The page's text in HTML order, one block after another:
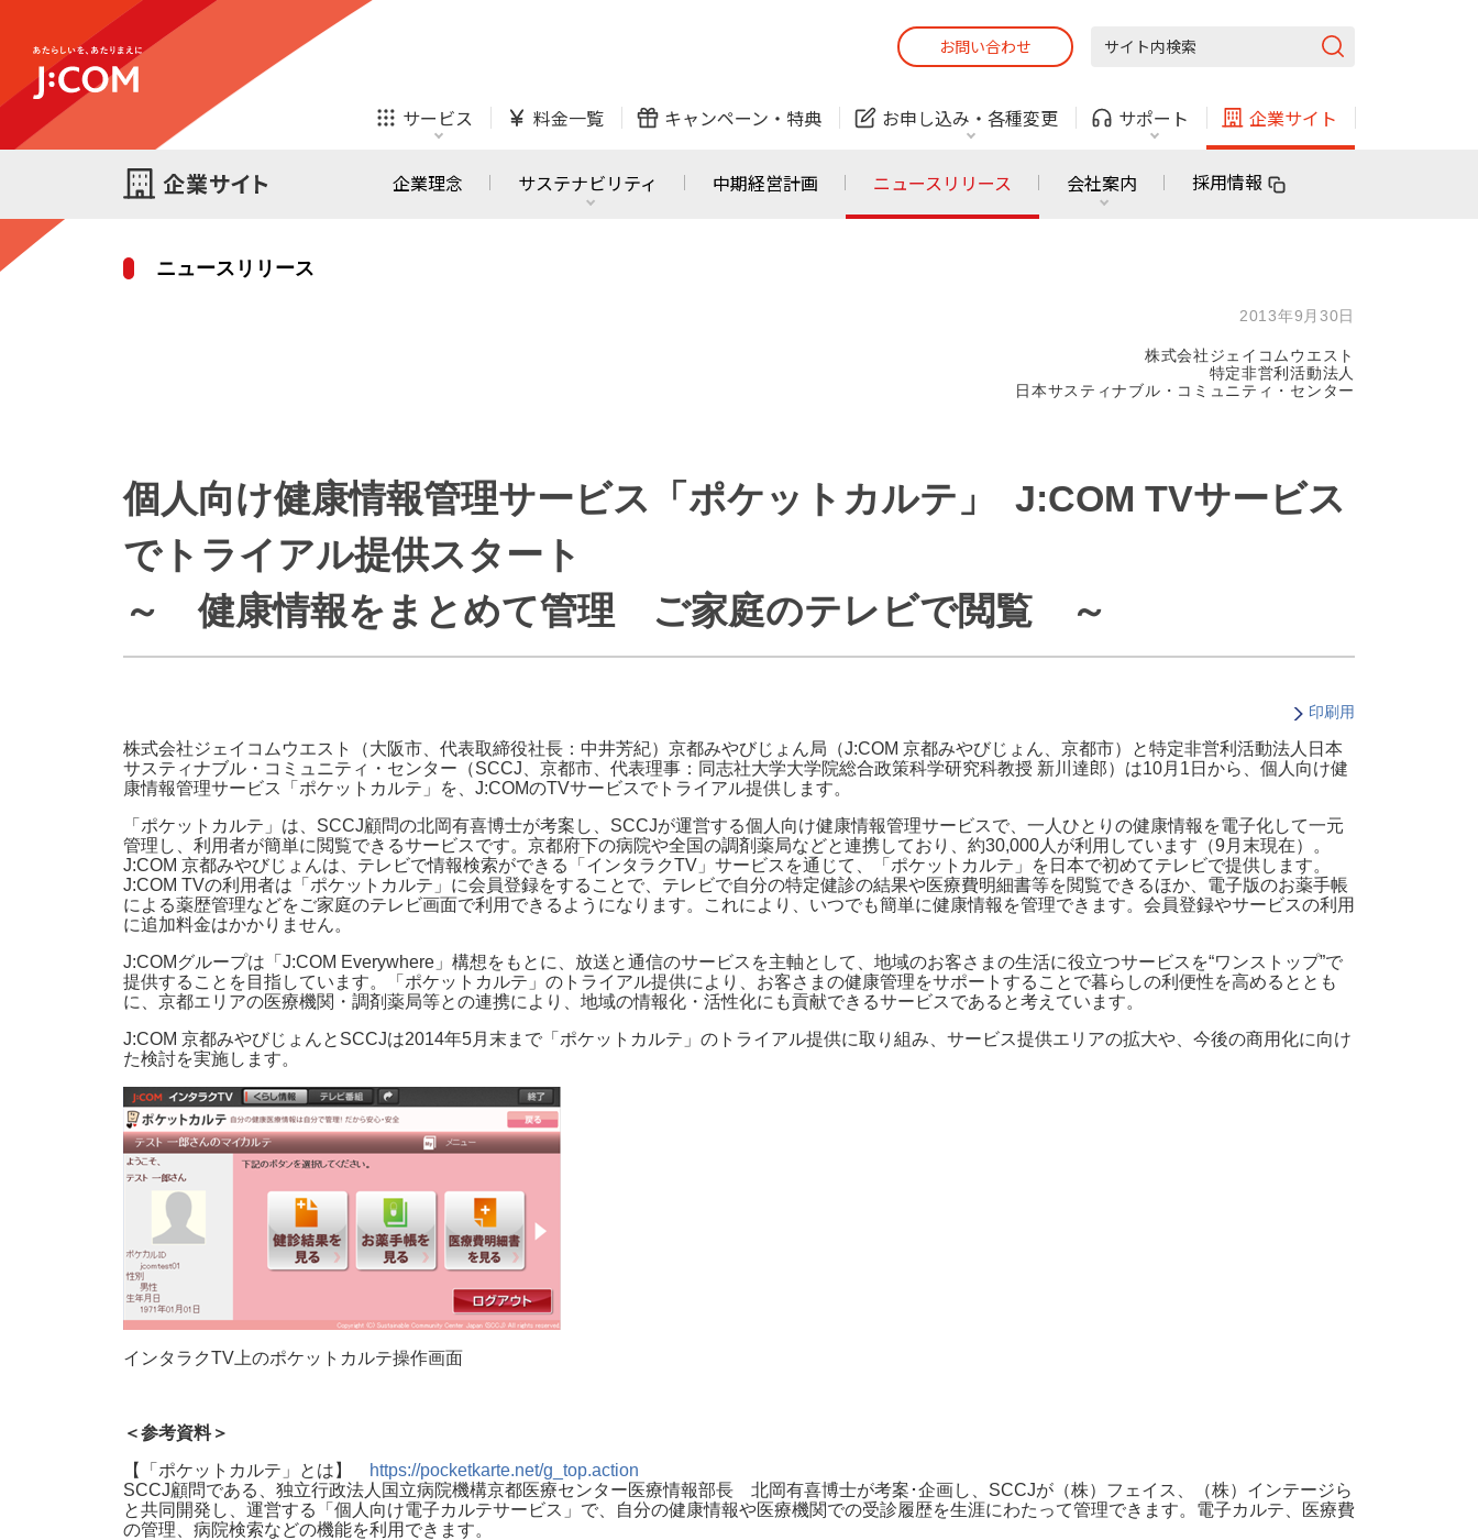
お問い合わせ
サービス 料金一覧 キャンペーン・ 特典 お申し込み・ 各種変更 サポート 企業サイト
ガス
法人・自治体向けサービス
利用できる物件も！
対応エリア・物件をご案内
ガス
J:COM STREAM えんかくサポート
おうちサポート
防災情報サービス
自転車生活サポート
J:COMブックス
WiMAX
障害・メンテナンス情報
パーソナルID
引越し・建替え
加入特典
テレビ でんき 固定電話
ほけん ローン 防犯カメラ
法人・自治体向けサービス
企業理念 サステナビリティ 中期経営計画 ニュースリリース 会社案内 採用情報
ニュースリリース
2013年9月30日
株式会社ジェイコムウエスト
特定非営利活動法人
日本サスティナブル・コミュニティ・センター
個人向け健康情報管理サービス「ポケットカルテ」 J:COM TVサービス
でトライアル提供スタート
～ 健康情報をまとめて管理 ご家庭のテレビで閲覧 ～
印刷用
株式会社ジェイコムウエスト（大阪市、代表取締役社長：中井芳紀）京都みやびじょん局（J:COM 京都みやびじょん、京都市）と特定非営利活動法人日本
サスティナブル・コミュニティ・センター（SCCJ、京都市、代表理事：同志社大学大学院総合政策科学研究科教授 新川達郎）は10月1日から、個人向け健
康情報管理サービス「ポケットカルテ」を、J:COMのTVサービスでトライアル提供します。
「ポケットカルテ」は、SCCJ顧問の北岡有喜博士が考案し、SCCJが運営する個人向け健康情報管理サービスで、一人ひとりの健康情報を電子化して一元
管理し、利用者が簡単に閲覧できるサービスです。京都府下の病院や全国の調剤薬局などと連携しており、約30,000人が利用しています（9月末現在）。
J:COM 京都みやびじょんは、テレビで情報検索ができる「インタラクTV」サービスを通じて、「ポケットカルテ」を日本で初めてテレビで提供します。
J:COM TVの利用者は「ポケットカルテ」に会員登録をすることで、テレビで自分の特定健診の結果や医療費明細書等を閲覧できるほか、電子版のお薬手帳
による薬歴管理などをご家庭のテレビ画面で利用できるようになります。これにより、いつでも簡単に健康情報を管理できます。会員登録やサービスの利用
に追加料金はかかりません。
J:COMグループは「J:COM Everywhere」構想をもとに、放送と通信のサービスを主軸として、地域のお客さまの生活に役立つサービスを“ワンストップ”で
提供することを目指しています。「ポケットカルテ」のトライアル提供により、お客さまの健康管理をサポートすることで暮らしの利便性を高めるととも
に、京都エリアの医療機関・調剤薬局等との連携により、地域の情報化・活性化にも貢献できるサービスであると考えています。
J:COM 京都みやびじょんとSCCJは2014年5月末まで「ポケットカルテ」のトライアル提供に取り組み、サービス提供エリアの拡大や、今後の商用化に向け
た検討を実施します。
インタラクTV上のポケットカルテ操作画面
＜参考資料＞
【「ポケットカルテ」とは】
https://pocketkarte.net/g_top.action
SCCJ顧問である、独立行政法人国立病院機構京都医療センター医療情報部長 北岡有喜博士が考案･企画し、SCCJが（株）フェイス、（株）インテージら
と共同開発し、運営する「個人向け電子カルテサービス」で、自分の健康情報や医療機関での受診履歴を生涯にわたって管理できます。電子カルテ、医療費
の管理、病院検索などの機能を利用できます。